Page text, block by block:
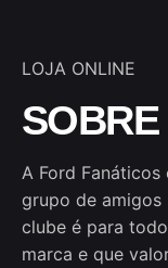
LOJA ONLINE
A Ford Fanáticos
grupo de amigos
clube é para
marca e que